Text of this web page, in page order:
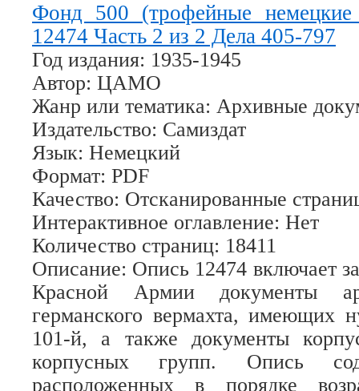
Фонд 500 (трофейные
12474 Часть 2 из 2 Дела 405-797
Год издания: 1935-1945
Автор: ЦАМО
Жанр или тематика: Архивные
Издательство: Самиздат
Язык: Немецкий
Формат: PDF
Качество: Отсканированные
Интерактивное оглавление: Нет
Количество страниц: 18411
Описание: Опись 12474 включает
Красной Армии документы
германского вермахта, имеющих
101-й, а также документы
корпусных групп. Опись
расположенных в порядке